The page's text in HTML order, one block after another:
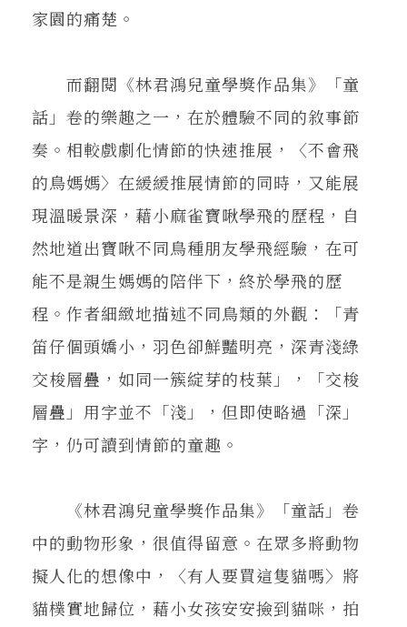
家園的痛楚。
而翻閱《林君鴻兒童學獎作品集》「童
話」卷的樂趣之一，在於體驗不同的敘事節
奏。相較戲劇化情節的快速推展，〈不會飛
的鳥媽媽〉在緩緩推展情節的同時，又能展
現溫暖景深，藉小麻雀寶啾學飛的歷程，自
然地道出寶啾不同鳥種朋友學飛經驗，在可
能不是親生媽媽的陪伴下，終於學飛的歷
程。作者細緻地描述不同鳥類的外觀：「青
笛仔個頭嬌小，羽色卻鮮豔明亮，深青淺綠
交梭層疊，如同一簇綻芽的枝葉」，「交梭
層疊」用字並不「淺」，但即使略過「深」
字，仍可讀到情節的童趣。
《林君鴻兒童學獎作品集》「童話」卷
中的動物形象，很值得留意。在眾多將動物
擬人化的想像中，〈有人要買這隻貓嗎〉將
貓樸實地歸位，藉小女孩安安撿到貓咪，拍